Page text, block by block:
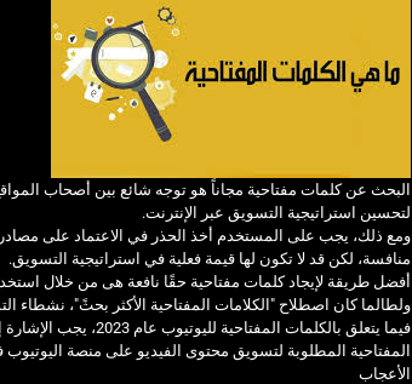
البحث عن كلمات مفتاحية مجاناً هو توجه شائع بين أصحاب
لتحسين استراتيجية التسويق عبر الإنترنت.
ومع ذلك، يجب على المستخدم أخذ الحذر في الاعتماد على
منافسة، لكن قد لا تكون لها قيمة فعلية في استراتيجية التسويق.
أفضل طريقة لإيجاد كلمات مفتاحية حقًا نافعة هى من خلال
ولطالما كان اصطلاح "الكلامات المفتاحية الأكثر بحثً"، نشطاء
فيما يتعلق
المفتاحية المطلوبة لتسويق محتوى الفيديو على منصة
الأعجاب